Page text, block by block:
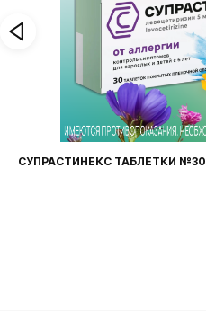
СУПРАСТИНЕКС ТАБЛЕТКИ №30